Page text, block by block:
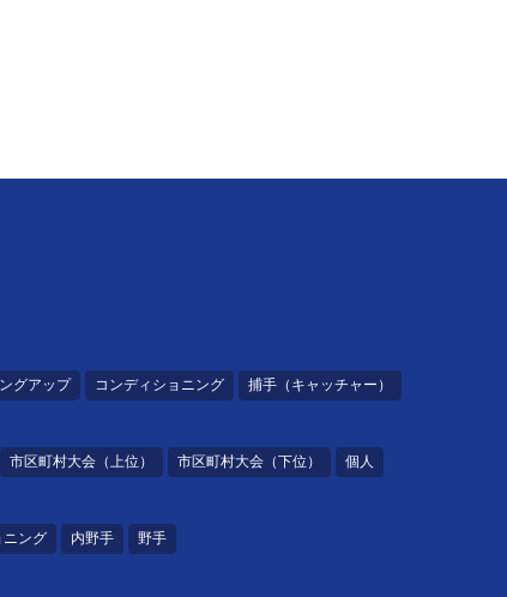
グアップ コンディショニング 捕手（キャッチャー）
市区町村大会（上位） 市区町村大会（下位） 個人
ニング 内野手 野手